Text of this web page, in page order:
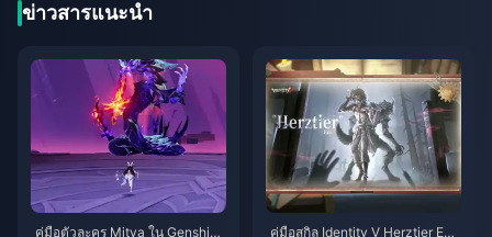
ข่าวสารแนะนำ
คู่มือตัวละคร Mitya ใน Genshin I คู่มือสกิล Identity V Herztier Emil